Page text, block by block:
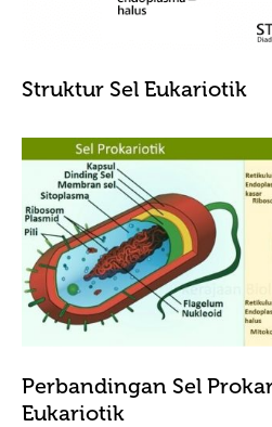
Struktur Sel Eukariotik
Perbandingan Sel
Eukariotik